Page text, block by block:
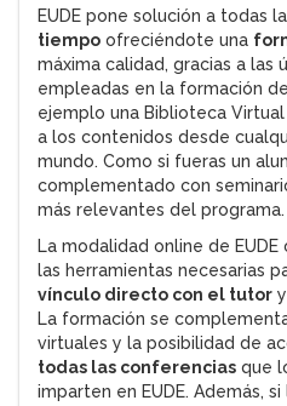
EUDE pone solución a todas
tiempo ofreciéndote una
máxima calidad, gracias a las
empleadas en la formación
ejemplo una Biblioteca
a los contenidos desde
mundo. Como si fueras un
complementado con
más relevantes del programa.
La modalidad online de
las herramientas necesarias
vínculo directo con el tutor
La formación se
virtuales y la posibilidad de
todas las conferencias que
imparten en EUDE. Además,